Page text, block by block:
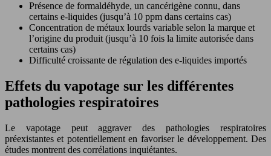
Présence de formaldéhyde, un cancérigène connu, dans
certains e-liquides (jusqu’à 10 ppm dans certains cas)
Concentration de métaux lourds variable selon la marque et
l’origine du produit (jusqu’à 10 fois la limite autorisée dans
certains cas)
Difficulté croissante de régulation des e-liquides importés
Effets du vapotage sur les différentes
pathologies respiratoires
Le vapotage peut aggraver des pathologies respiratoires
préexistantes et potentiellement en favoriser le développement. Des
études montrent des corrélations inquiétantes.